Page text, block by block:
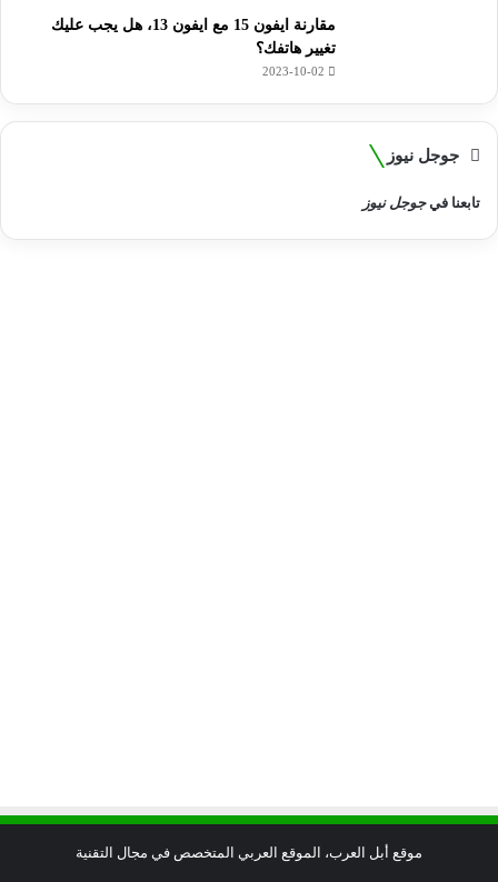
مقارنة ايفون 15 مع ايفون 13، هل يجب عليك
تغيير هاتفك؟
2023-10-02
جوجل نيوز
تابعنا فيجوجل نيوز
موقع أبل العرب، الموقع العربي المتخصص في مجال التقنية